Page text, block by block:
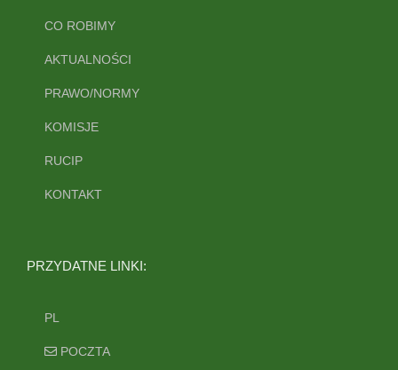
CO ROBIMY
AKTUALNOŚCI
PRAWO/NORMY
KOMISJE
RUCIP
KONTAKT
PRZYDATNE LINKI:
PL
POCZTA